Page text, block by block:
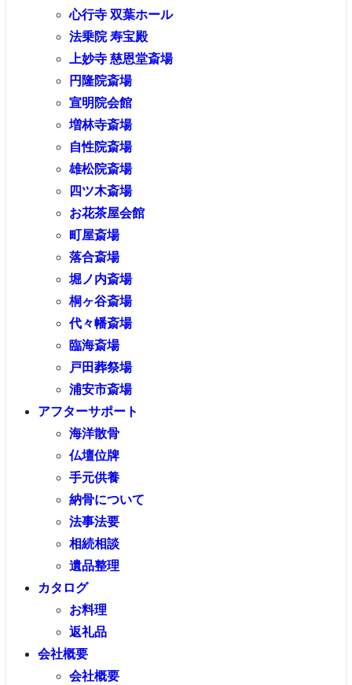
心行寺 双葉ホール
法乗院 寿宝殿
上妙寺 慈恩堂斎場
円隆院斎場
宣明院会館
増林寺斎場
自性院斎場
雄松院斎場
四ツ木斎場
お花茶屋会館
町屋斎場
落合斎場
堀ノ内斎場
桐ヶ谷斎場
代々幡斎場
臨海斎場
戸田葬祭場
浦安市斎場
アフターサポート
海洋散骨
仏壇位牌
手元供養
納骨について
法事法要
相続相談
遺品整理
カタログ
お料理
返礼品
会社概要
会社概要